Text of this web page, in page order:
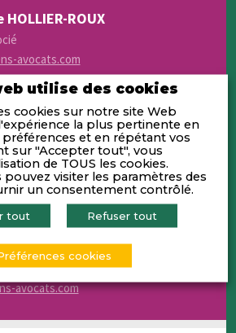
ROUX
avocats.com
VIENNOIS
- 04 72 40 69 00
avocats.com
utilise des cookies
cookies sur notre site Web
la plus pertinente en
et en répétant vos
sur "Accepter tout", vous
de TOUS les cookies.
pouvez visiter les paramètres des
un consentement contrôlé.
tout Refuser tout
cookies